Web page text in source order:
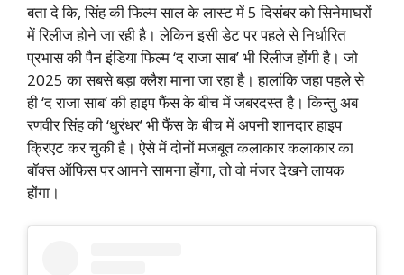
बता दे कि, सिंह की फिल्म साल के लास्ट में 5 दिसंबर को सिनेमाघरों
में रिलीज होने जा रही है। लेकिन इसी डेट पर पहले से निर्धारित
प्रभास की पैन इंडिया फिल्म ‘द राजा साब’ भी रिलीज होंगी है। जो
2025 का सबसे बड़ा क्लैश माना जा रहा है। हालांकि जहा पहले से
ही ‘द राजा साब’ की हाइप फैंस के बीच में जबरदस्त है। किन्तु अब
रणवीर सिंह की ‘धुरंधर’ भी फैंस के बीच में अपनी शानदार हाइप
क्रिएट कर चुकी है। ऐसे में दोनों मजबूत कलाकार कलाकार का
बॉक्स ऑफिस पर आमने सामना होंगा, तो वो मंजर देखने लायक
होंगा।